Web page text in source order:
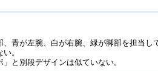
青が左腕、白が右腕、緑が脚部を担当し
。
と別段デザインは似ていない。